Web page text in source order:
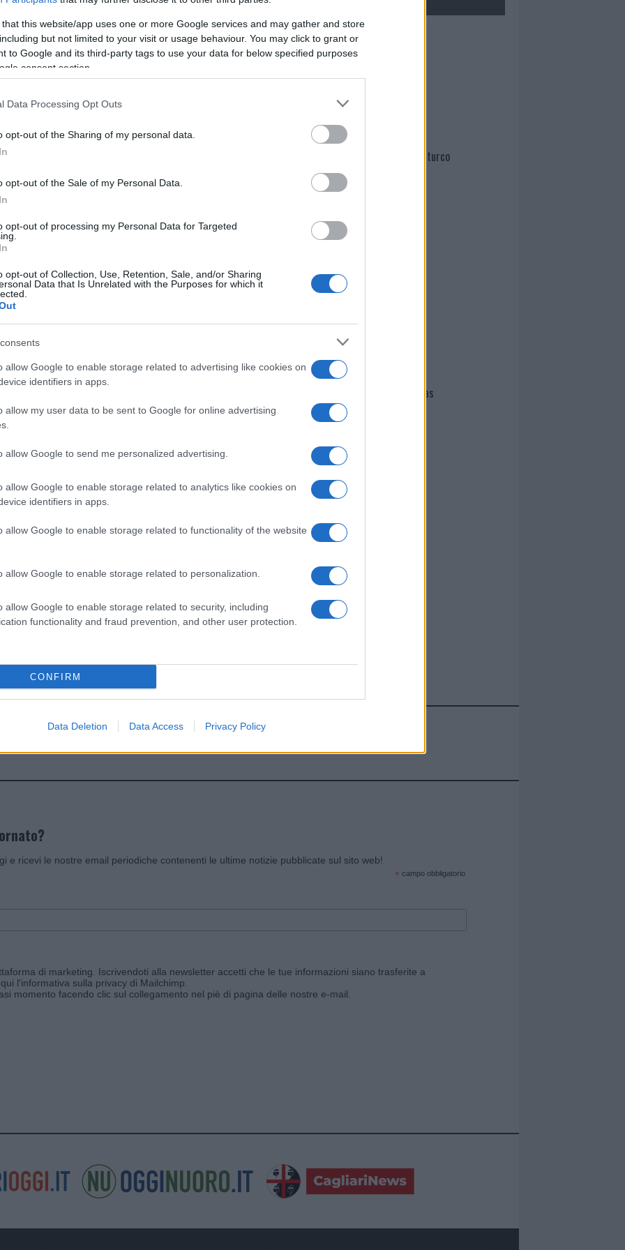
that this website/app uses one or more Google services and may gather and store
but not limited to your visit or usage behaviour. You may click to grant or
to Google and its third-party tags to use your data for below specified purposes
consent section.
Data Processing Opt Outs
opt-out of the Sharing of my personal data.
opt-out of the Sale of my Personal Data.
opt-out of processing my Personal Data for Targeted
opt-out of Collection, Use, Retention, Sale, and/or Sharing
Data that Is Unrelated with the Purposes for which it
allow Google to enable storage related to advertising like cookies on
identifiers in apps.
allow my user data to be sent to Google for online advertising
allow Google to send me personalized advertising.
allow Google to enable storage related to analytics like cookies on
identifiers in apps.
allow Google to enable storage related to functionality of the website
allow Google to enable storage related to personalization.
allow Google to enable storage related to security, including
functionality and fraud prevention, and other user protection.
CONFIRM
Data Deletion Data Access Privacy Policy
cliccando
nella sezione
dal menù del sito o
Cervo
Gigi Donnarumma Vacanze
Donnarumma Europei
Gigio Donnarumma Sardegna
Mario Malu
Paolo Pinna
Martina Agostina Diturco
I nostri cari
Giovannimaria Cabras
e ricevi le nostre email periodiche contenenti le ultime notizie pubblicate sul sito web!
* campo obbligatorio
di marketing. Iscrivendoti alla newsletter accetti che le tue informazioni siano trasferite a
l'informativa sulla privacy di Mailchimp.
momento facendo clic sul collegamento nel piè di pagina delle nostre e-mail.